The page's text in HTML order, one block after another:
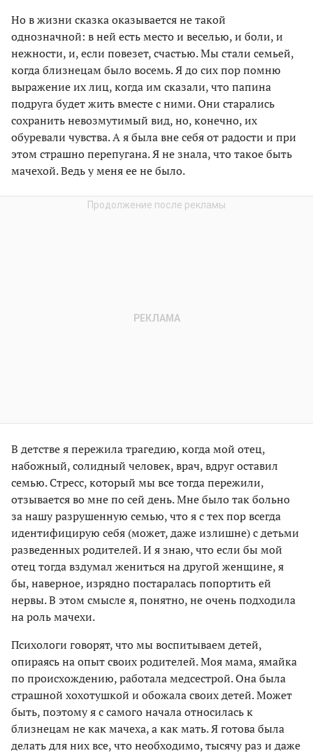
Но в жизни сказка оказывается не такой
однозначной: в ней есть место и веселью, и боли, и
нежности, и, если повезет, счастью. Мы стали семьей,
когда близнецам было восемь. Я до сих пор помню
выражение их лиц, когда им сказали, что папина
подруга будет жить вместе с ними. Они старались
сохранить невозмутимый вид, но, конечно, их
обуревали чувства. А я была вне себя от радости и при
этом страшно перепугана. Я не знала, что такое быть
мачехой. Ведь у меня ее не было.
В детстве я пережила трагедию, когда мой отец,
набожный, солидный человек, врач, вдруг оставил
семью. Стресс, который мы все тогда пережили,
отзывается во мне по сей день. Мне было так больно
за нашу разрушенную семью, что я с тех пор всегда
идентифицирую себя (может, даже излишне) с детьми
разведенных родителей. И я знаю, что если бы мой
отец тогда вздумал жениться на другой женщине, я
бы, наверное, изрядно постаралась попортить ей
нервы. В этом смысле я, понятно, не очень подходила
на роль мачехи.
Психологи говорят, что мы воспитываем детей,
опираясь на опыт своих родителей. Моя мама, ямайка
по происхождению, работала медсестрой. Она была
страшной хохотушкой и обожала своих детей. Может
быть, поэтому я с самого начала относилась к
близнецам не как мачеха, а как мать. Я готова была
делать для них все, что необходимо, тысячу раз и даже